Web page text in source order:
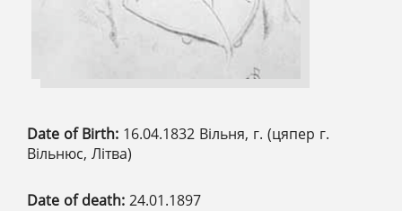
Date of Birth: 16.04.1832 Вільня, г. (цяпер г.
Вільнюс, Літва)
Date of death: 24.01.1897